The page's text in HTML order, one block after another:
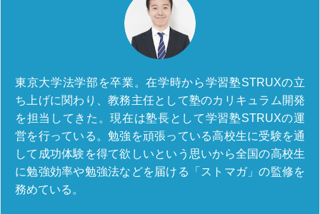
東京大学法学部を卒業。在学時から学習塾STRUXの立
ち上げに関わり、教務主任として塾のカリキュラム開発
を担当してきた。現在は塾長として学習塾STRUXの運
営を行っている。勉強を頑張っている高校生に受験を通
して成功体験を得て欲しいという思いから全国の高校生
に勉強効率や勉強法などを届ける「ストマガ」の監修を
務めている。